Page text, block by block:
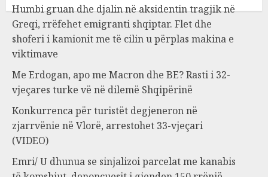
Humbi gruan dhe djalin në aksidentin tragjik në
Greqi, rrëfehet emigranti shqiptar. Flet dhe
shoferi i kamionit me të cilin u përplas makina e
viktimave
Me Erdogan, apo me Macron dhe BE? Rasti i 32-
vjeçares turke vë në dilemë Shqipërinë
Konkurrenca për turistët degjeneron në
zjarrvënie në Vlorë, arrestohet 33-vjeçari
(VIDEO)
Emri/ U dhunua se sinjalizoi parcelat me kanabis